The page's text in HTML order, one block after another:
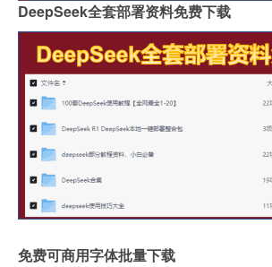
DeepSeek全套部署资料免费下载
免费可商用字体批量下载